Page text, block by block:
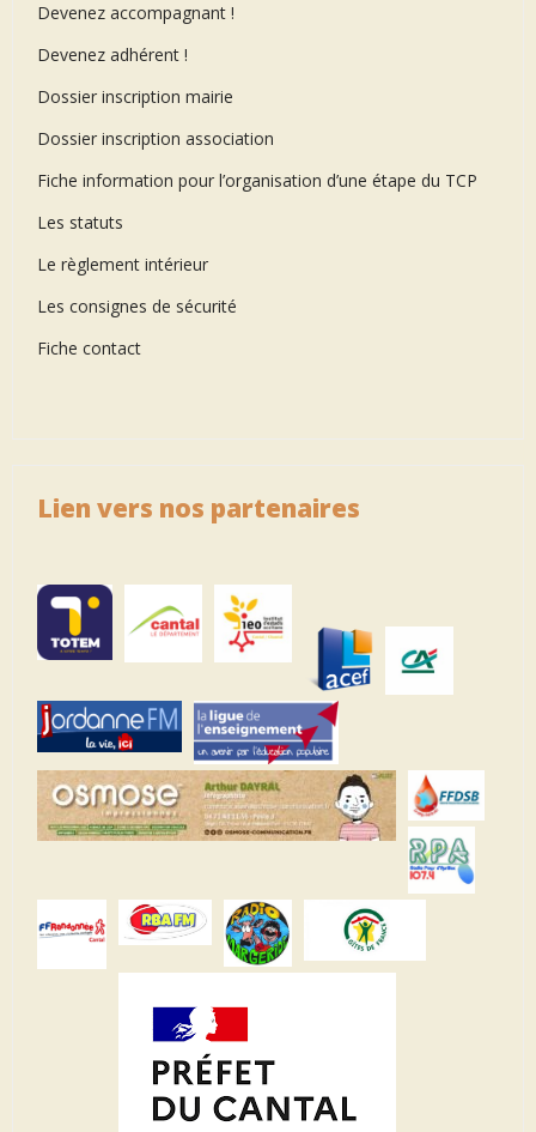
Devenez accompagnant !
Devenez adhérent !
Dossier inscription mairie
Dossier inscription association
Fiche information pour l’organisation d’une étape du TCP
Les statuts
Le règlement intérieur
Les consignes de sécurité
Fiche contact
Lien vers nos partenaires